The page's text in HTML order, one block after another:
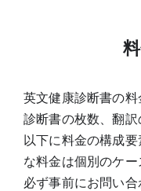
英文健康診断書の料
診断書の枚数、翻訳
以下に料金の構成
な料金は個別のケー
必ず事前にお問い合